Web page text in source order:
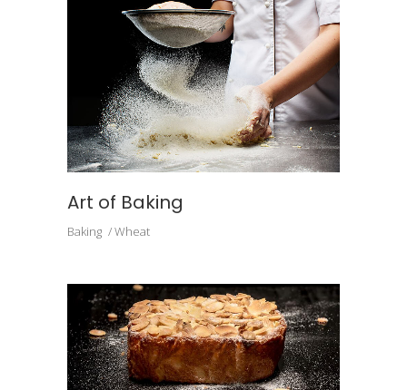
Art of Baking
Baking Wheat